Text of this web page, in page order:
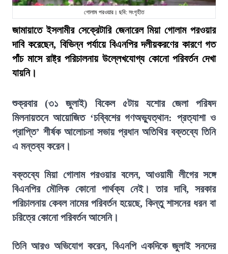
গোলাম পরওয়ার। ছবি: সংগৃহীত
জামায়াতে ইসলামীর সেক্রেটারি জেনারেল মিয়া গোলাম পরওয়ার
দাবি করেছেন, বিভিন্ন পর্যায়ে বিএনপির দলীয়করণের কারণে গত
পাঁচ মাসে রাষ্ট্র পরিচালনায় উল্লেখযোগ্য কোনো পরিবর্তন দেখা
যায়নি।
শুক্রবার (৩১ জুলাই) বিকেল ৫টায় যশোর জেলা পরিষদ
মিলনায়তনে আয়োজিত ‘চব্বিশের গণঅভ্যুত্থান: প্রত্যাশা ও
প্রাপ্তি’ শীর্ষক আলোচনা সভায় প্রধান অতিথির বক্তব্যে তিনি
এ মন্তব্য করেন।
বক্তব্যে মিয়া গোলাম পরওয়ার বলেন, আওয়ামী লীগের সঙ্গে
বিএনপির মৌলিক কোনো পার্থক্য নেই। তার দাবি, সরকার
পরিচালনায় কেবল নামের পরিবর্তন হয়েছে, কিন্তু শাসনের ধরন বা
চরিত্রে কোনো পরিবর্তন আসেনি।
তিনি আরও অভিযোগ করেন, বিএনপি একদিকে জুলাই সনদের